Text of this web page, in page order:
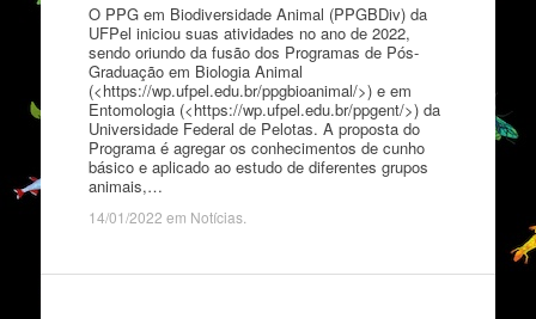
O PPG em Biodiversidade Animal (PPGBDiv) da
UFPel iniciou suas atividades no ano de 2022,
sendo oriundo da fusão dos Programas de Pós-
Graduação em Biologia Animal
(<https://wp.ufpel.edu.br/ppgbioanimal/>) e em
Entomologia (<https://wp.ufpel.edu.br/ppgent/>) da
Universidade Federal de Pelotas. A proposta do
Programa é agregar os conhecimentos de cunho
básico e aplicado ao estudo de diferentes grupos
animais,…
14/01/2022 em Notícias.